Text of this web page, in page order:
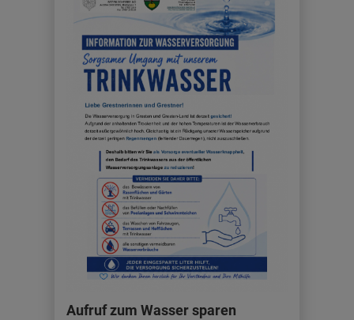
Aufruf zum Wasser sparen